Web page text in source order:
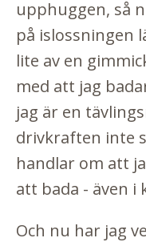
upphuggen, så
på islossningen
lite av en
med att jag
jag är en
drivkraften inte
handlar om att
att bada - även i
Och nu har jag